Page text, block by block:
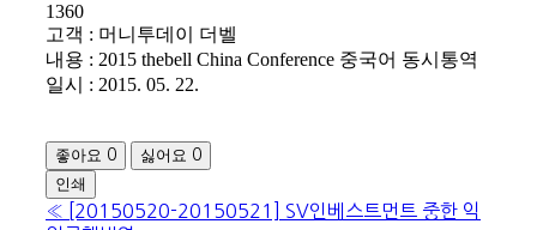
1360
고객 : 머니투데이 더벨
내용 : 2015 thebell China Conference 중국어 동시통역
일시 : 2015. 05. 22.
좋아요 0 싫어요 0
인쇄
«
[20150520-20150521] SV인베스트먼트 중한 익